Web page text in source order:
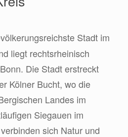
Stadt im
liegt rechtsrheinisch
Die Stadt erstreckt
Kölner Bucht, wo die
Landes im
Siegauen im
sich Natur und